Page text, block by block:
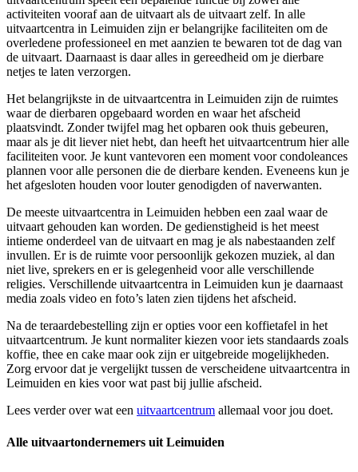
activiteiten vooraf aan de uitvaart als de uitvaart zelf. In alle
uitvaartcentra in Leimuiden zijn er belangrijke faciliteiten om de
overledene professioneel en met aanzien te bewaren tot de dag van
de uitvaart. Daarnaast is daar alles in gereedheid om je dierbare
netjes te laten verzorgen.
Het belangrijkste in de uitvaartcentra in Leimuiden zijn de ruimtes
waar de dierbaren opgebaard worden en waar het afscheid
plaatsvindt. Zonder twijfel mag het opbaren ook thuis gebeuren,
maar als je dit liever niet hebt, dan heeft het uitvaartcentrum hier alle
faciliteiten voor. Je kunt vantevoren een moment voor condoleances
plannen voor alle personen die de dierbare kenden. Eveneens kun je
het afgesloten houden voor louter genodigden of naverwanten.
De meeste uitvaartcentra in Leimuiden hebben een zaal waar de
uitvaart gehouden kan worden. De gedienstigheid is het meest
intieme onderdeel van de uitvaart en mag je als nabestaanden zelf
invullen. Er is de ruimte voor persoonlijk gekozen muziek, al dan
niet live, sprekers en er is gelegenheid voor alle verschillende
religies. Verschillende uitvaartcentra in Leimuiden kun je daarnaast
media zoals video en foto’s laten zien tijdens het afscheid.
Na de teraardebestelling zijn er opties voor een koffietafel in het
uitvaartcentrum. Je kunt normaliter kiezen voor iets standaards zoals
koffie, thee en cake maar ook zijn er uitgebreide mogelijkheden.
Zorg ervoor dat je vergelijkt tussen de verscheidene uitvaartcentra in
Leimuiden en kies voor wat past bij jullie afscheid.
Lees verder over wat een uitvaartcentrum allemaal voor jou doet.
Alle uitvaartondernemers uit Leimuiden